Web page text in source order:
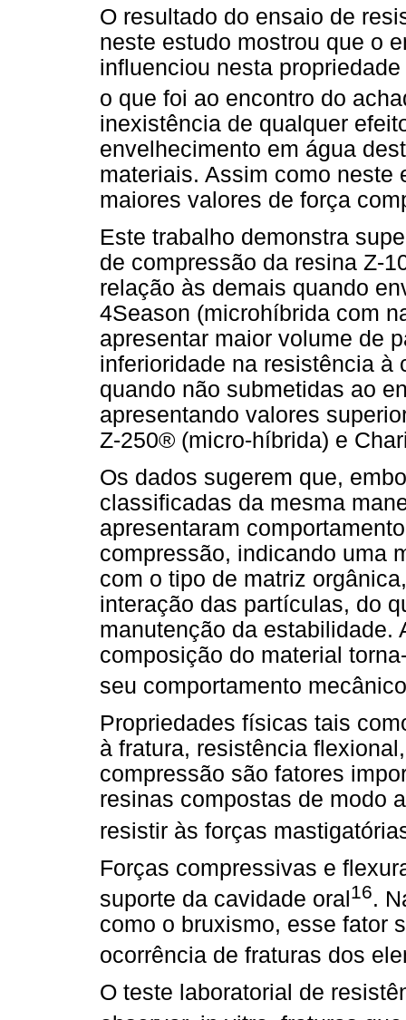
O resultado do ensaio de
neste estudo mostrou que o
influenciou nesta
o que foi ao encontro do
inexistência de qualquer
envelhecimento em água
materiais. Assim como neste
maiores valores de força
Este trabalho demonstra
de compressão da resina Z-
relação às demais quando
4Season (microhíbrida com
apresentar maior volume de
inferioridade na resistência à
quando não submetidas ao
apresentando valores
Z-250® (micro-híbrida) e
Os dados sugerem que,
classificadas da mesma
apresentaram
compressão, indicando uma
com o tipo de matriz
interação das partículas, do
manutenção da estabilidade.
composição do material
seu comportamento mecânico
Propriedades físicas tais
à fratura, resistência
compressão são fatores
resinas compostas de modo
resistir às forças
Forças compressivas e
suporte da cavidade oral 16.
como o bruxismo, esse fator
ocorrência de fraturas dos
O teste laboratorial de